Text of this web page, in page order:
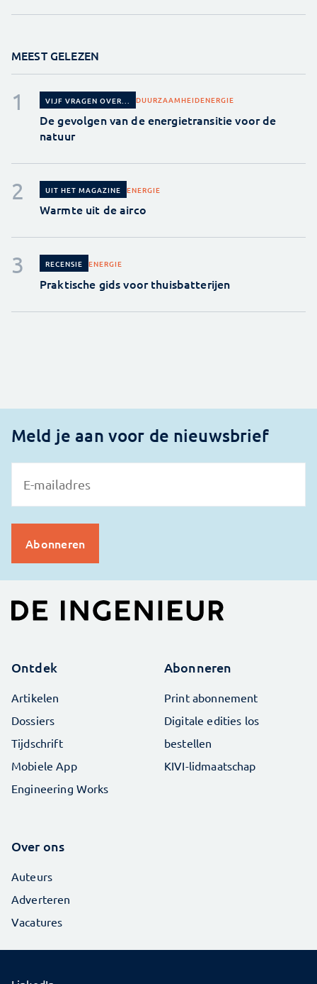
MEEST GELEZEN
VIJF VRAGEN OVER... DUURZAAMHEIDENERGIE
De gevolgen van de energietransitie voor de
natuur
UIT HET MAGAZINE ENERGIE
Warmte uit de airco
RECENSIE ENERGIE
Praktische gids voor thuisbatterijen
Meld je aan voor de nieuwsbrief
Ontdek
Artikelen
Dossiers
Tijdschrift
Mobiele App
Engineering Works
Abonneren
Print abonnement
Digitale edities los
bestellen
KIVI-lidmaatschap
Over ons
Auteurs
Adverteren
Vacatures